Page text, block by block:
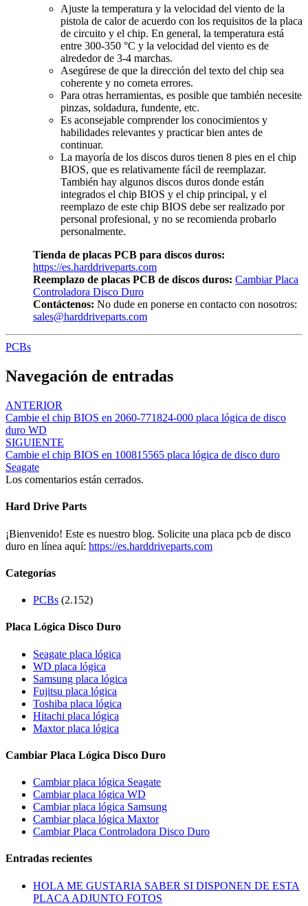
Ajuste la temperatura y la velocidad del viento de la
pistola de calor de acuerdo con los requisitos de la placa
de circuito y el chip. En general, la temperatura está
entre 300-350 °C y la velocidad del viento es de
alrededor de 3-4 marchas.
Asegúrese de que la dirección del texto del chip sea
coherente y no cometa errores.
Para otras herramientas, es posible que también necesite
pinzas, soldadura, fundente, etc.
Es aconsejable comprender los conocimientos y
habilidades relevantes y practicar bien antes de
continuar.
La mayoría de los discos duros tienen 8 pies en el chip
BIOS, que es relativamente fácil de reemplazar.
También hay algunos discos duros donde están
integrados el chip BIOS y el chip principal, y el
reemplazo de este chip BIOS debe ser realizado por
personal profesional, y no se recomienda probarlo
personalmente.
Tienda de placas PCB para discos duros:
https://es.harddriveparts.com
Reemplazo de placas PCB de discos duros: Cambiar Placa
Controladora Disco Duro
Contáctenos: No dude en ponerse en contacto con nosotros:
sales@harddriveparts.com
PCBs
Navegación de entradas
ANTERIOR
Cambie el chip BIOS en 2060-771824-000 placa lógica de disco
duro WD
SIGUIENTE
Cambie el chip BIOS en 100815565 placa lógica de disco duro
Seagate
Los comentarios están cerrados.
Hard Drive Parts
¡Bienvenido! Este es nuestro blog. Solicite una placa pcb de disco
duro en línea aquí: https://es.harddriveparts.com
Categorías
PCBs (2.152)
Placa Lógica Disco Duro
Seagate placa lógica
WD placa lógica
Samsung placa lógica
Fujitsu placa lógica
Toshiba placa lógica
Hitachi placa lógica
Maxtor placa lógica
Cambiar Placa Lógica Disco Duro
Cambiar placa lógica Seagate
Cambiar placa lógica WD
Cambiar placa lógica Samsung
Cambiar placa lógica Maxtor
Cambiar Placa Controladora Disco Duro
Entradas recientes
HOLA ME GUSTARIA SABER SI DISPONEN DE ESTA
PLACA ADJUNTO FOTOS